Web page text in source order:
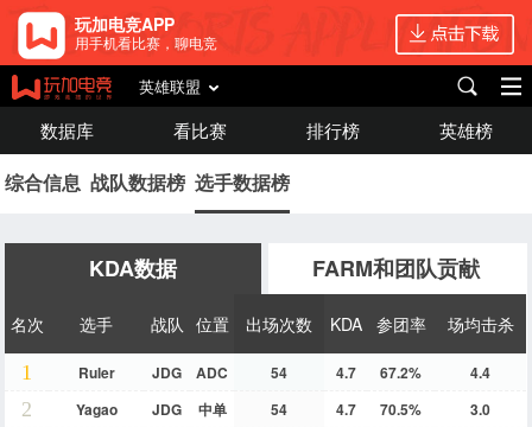
玩加电竞APP
用手机看比赛，聊电竞
英雄联盟
数据库 看比赛 排行榜 英雄榜
综合信息 战队数据榜 选手数据榜
KDA数据 FARM和团队贡献
名次 选手 战队 位置 出场次数 KDA 参团率 场均击杀
1 Ruler JDG ADC 54 4.7 67.2% 4.4
2 Yagao JDG 中单 54 4.7 70.5% 3.0